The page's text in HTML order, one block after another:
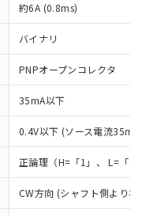
約6A (0.8ms)
バイナリ
PNPオープンコレクタ
35mA以下
0.4V以下 (ソース電流35mA
正論理（H=「1」、 L=「0
CW方向 (シャフト側より右